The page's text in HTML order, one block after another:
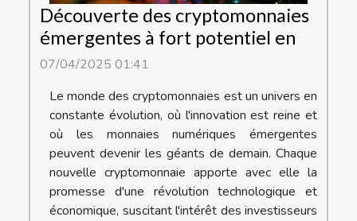
Découverte des cryptomonnaies
émergentes à fort potentiel en
07/04/2025 01:41
Le monde des cryptomonnaies est un univers en
constante évolution, où l'innovation est reine et
où les monnaies numériques émergentes
peuvent devenir les géants de demain. Chaque
nouvelle cryptomonnaie apporte avec elle la
promesse d'une révolution technologique et
économique, suscitant l'intérêt des investisseurs